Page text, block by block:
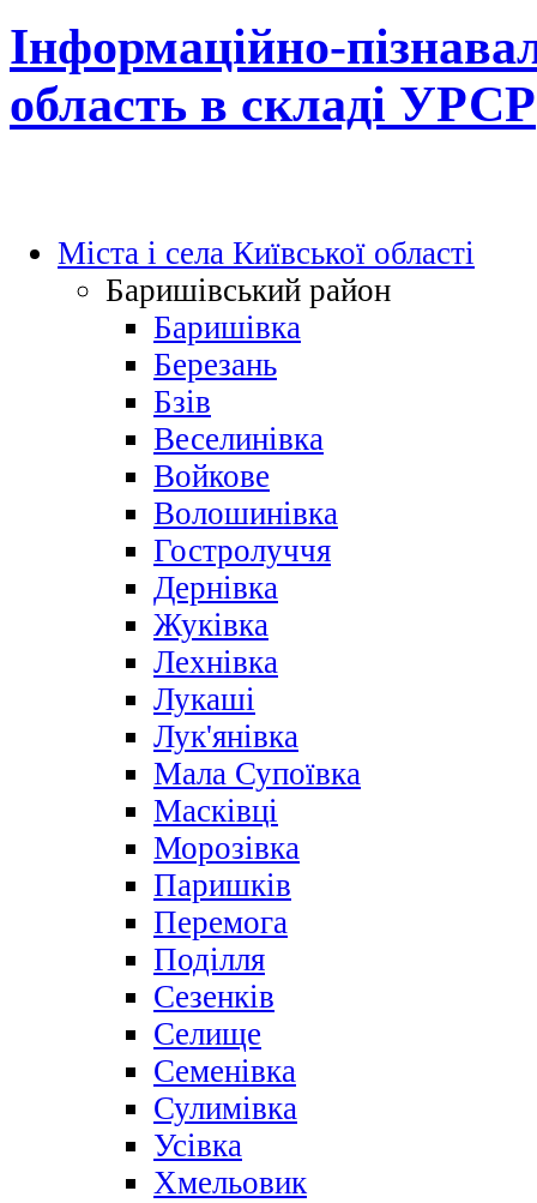
Інформаційно-
область в складі УРСР
Міста і села Київської області
Баришівський район
Баришівка
Березань
Бзів
Веселинівка
Войкове
Волошинівка
Гостролуччя
Дернівка
Жуківка
Лехнівка
Лукаші
Лук'янівка
Мала Супоївка
Масківці
Морозівка
Паришків
Перемога
Поділля
Сезенків
Селище
Семенівка
Сулимівка
Усівка
Хмельовик